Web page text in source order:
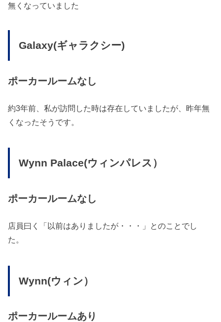
無くなっていました
Galaxy(ギャラクシー)
ポーカールームなし
約3年前、私が訪問した時は存在していましたが、昨年無
くなったそうです。
Wynn Palace(ウィンパレス）
ポーカールームなし
店員曰く「以前はありましたが・・・」とのことでし
た。
Wynn(ウィン）
ポーカールームあり